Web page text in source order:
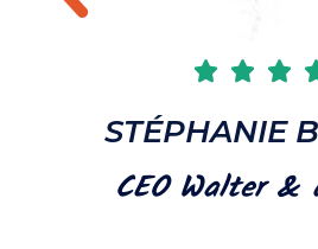
  
STÉPHANIE
CEO Walter &